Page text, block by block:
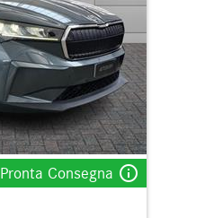
Pronta Consegna info_outline